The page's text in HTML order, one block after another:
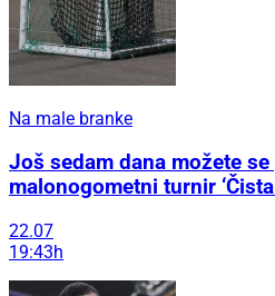
Na male branke
Još sedam dana možete
malonogometni turnir
22.07
19:43h